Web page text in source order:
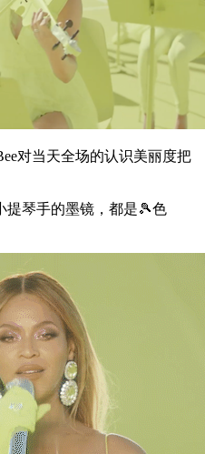
对当天全场的认识美丽度把
琴手的墨镜，都是🎾色